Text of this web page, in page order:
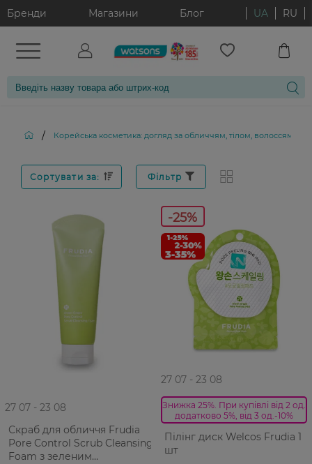
Бренди Магазини Блог UA RU
/ Корейська косметика: догляд за обличчям, тілом, волоссям і
Сортувати за: Фільтр
27 07 - 23 08
Скраб для обличчя Frudia
Pore Control Scrub Cleansing
Foam з зеленим
-25%
27 07 - 23 08
Знижка 25%. При купівлі від 2 од.
додатково 5%, від 3 од.-10%
Пілінг диск Welcos Frudia 1
шт